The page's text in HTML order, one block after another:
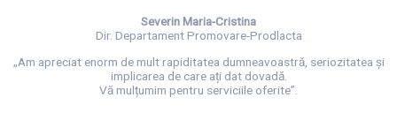
Severin Maria-Cristina
Dir. Departament Promovare-Prodlacta
„Am apreciat enorm de mult rapiditatea dumneavoastră, seriozitatea și
implicarea de care ați dat dovadă.
Vă mulțumim pentru serviciile oferite”.